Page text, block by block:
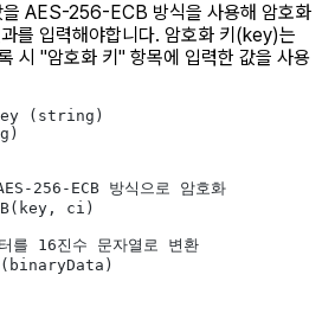
을 AES-256-ECB 방식을 사용해 암호화
를 입력해야합니다. 암호화 키(key)는
시 "암호화 키" 항목에 입력한 값을 사용
(string)
256-ECB 방식으로 암호화
ci)
16진수 문자열로 변환